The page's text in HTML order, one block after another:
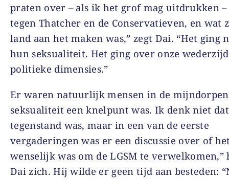
praten over – als ik het grof mag uitdrukken –
tegen Thatcher en de Conservatieven, en wat
land aan het maken was,” zegt Dai. “Het ging
hun seksualiteit. Het ging over onze
politieke dimensies.”
Er waren natuurlijk mensen in de
seksualiteit een knelpunt was. Ik denk niet
tegenstand was, maar in een van de eerste
vergaderingen was er een discussie over of
wenselijk was om de LGSM te
Dai zich. Hij wilde er geen tijd aan besteden: